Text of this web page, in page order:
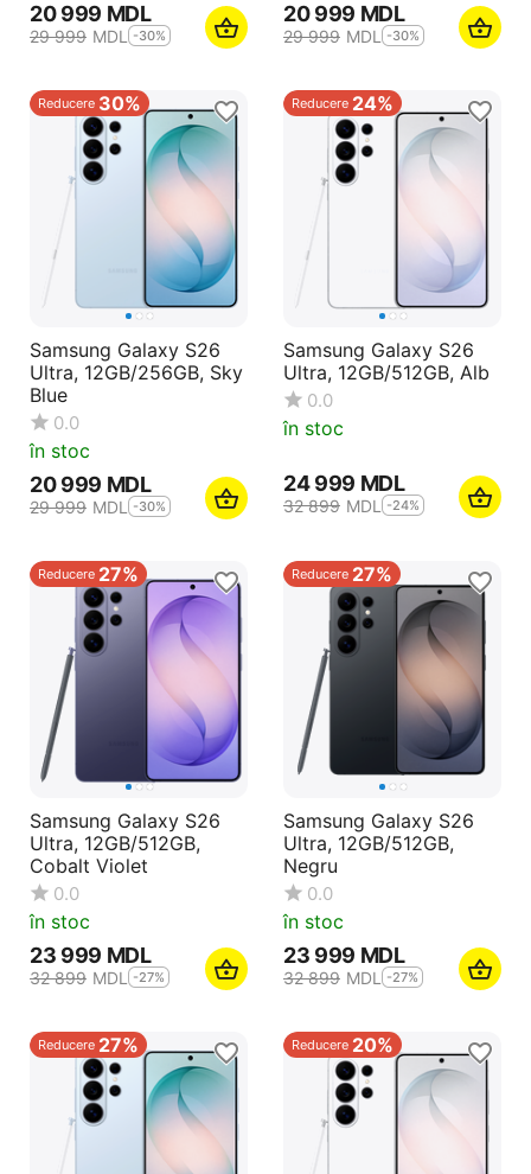
20 999 MDL
29 999 MDL -30%
20 999 MDL
29 999 MDL -30%
Reducere 30%
Samsung Galaxy S26
Ultra, 12GB/256GB, Sky
Blue
0.0
în stoc
20 999 MDL
29 999 MDL -30%
Reducere 24%
Samsung Galaxy S26
Ultra, 12GB/512GB, Alb
0.0
în stoc
24 999 MDL
32 899 MDL -24%
Reducere 27%
Samsung Galaxy S26
Ultra, 12GB/512GB,
Cobalt Violet
0.0
în stoc
23 999 MDL
32 899 MDL -27%
Reducere 27%
Samsung Galaxy S26
Ultra, 12GB/512GB,
Negru
0.0
în stoc
23 999 MDL
32 899 MDL -27%
Reducere 27% Reducere 20%